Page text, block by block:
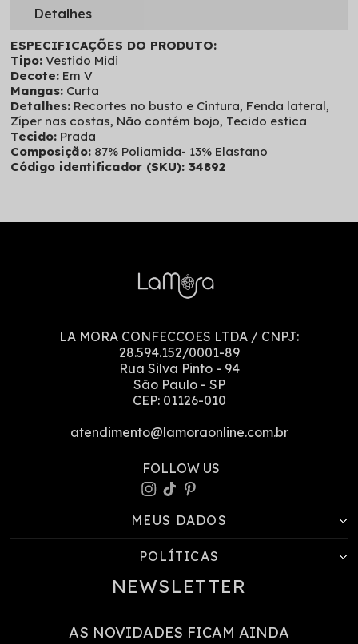
Detalhes
ESPECIFICAÇÕES DO PRODUTO:
Tipo: Vestido Midi
Decote: Em V
Mangas: Curta
Detalhes: Recortes no busto e Cintura, Fenda lateral,
Zíper nas costas, Não contém bojo, Tecido estica
Tecido: Prada
Composição: 87% Poliamida- 13% Elastano
Código identificador (SKU): 34892
LA MORA CONFECCOES LTDA / CNPJ:
28.594.152/0001-89
Rua Silva Pinto - 94
São Paulo - SP
CEP: 01126-010
atendimento@lamoraonline.com.br
MEUS DADOS
POLÍTICAS
NEWSLETTER
AS NOVIDADES FICAM AINDA